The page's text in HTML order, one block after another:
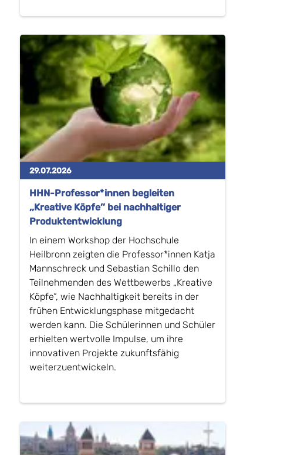
29.07.2026
HHN-Professor*innen begleiten
,,Kreative Köpfe’’ bei nachhaltiger
Produktentwicklung
In einem Workshop der Hochschule
Heilbronn zeigten die Professor*innen Katja
Mannschreck und Sebastian Schillo den
Teilnehmenden des Wettbewerbs „Kreative
Köpfe“, wie Nachhaltigkeit bereits in der
frühen Entwicklungsphase mitgedacht
werden kann. Die Schülerinnen und Schüler
erhielten wertvolle Impulse, um ihre
innovativen Projekte zukunftsfähig
weiterzuentwickeln.